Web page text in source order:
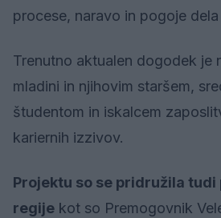
procese, naravo in pogoje
Trenutno aktualen dogodek je
mladini in njihovim staršem,
študentom in iskalcem
kariernih izzivov.
Projektu so se pridružila tudi
regije kot so Premogovnik